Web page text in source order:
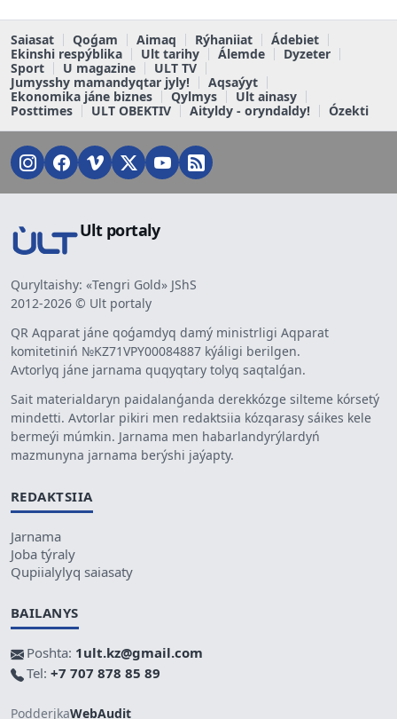
Saiasat Qoǵam Aimaq Rýhaniiat
Ádebiet
Ekinshi respýblika
Ult tarihy Álemde
Dyzeter
Sport
U magazine
ULT TV
Jumysshy mamandyqtar jyly!
Aqsaýyt
Ekonomika jáne biznes
Qylmys
Ult ainasy
Posttimes
ULT OBEKTIV Aityldy - oryndaldy! Ózekti
Ult portaly
Quryltaishy: «Tengri Gold» JShS
2012-2026 © Ult portaly
QR Aqparat jáne qoǵamdyq damý ministrligi Aqparat
komitetiniń №KZ71VPY00084887 kýáligi berilgen.
Avtorlyq jáne jarnama quqyqtary tolyq saqtalǵan.
Sait materialdaryn paidalanǵanda derekkózge silteme kórsetý
mindetti. Avtorlar pikiri men redaktsiia kózqarasy sáikes kele
bermeýi múmkin. Jarnama men habarlandyrýlardyń
mazmunyna jarnama berýshi jaýapty.
REDAKTSIIA
Jarnama
Joba týraly
Qupiialylyq saiasaty
BAILANYS
Poshta: 1ult.kz@gmail.com
Tel: +7 707 878 85 89
PodderjkaWebAudit